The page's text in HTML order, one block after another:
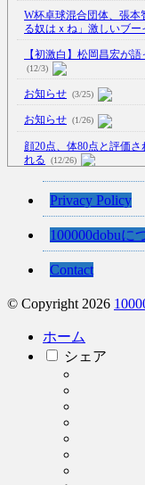
W杯卓球混合団体、張
る奴はｘね」激しいブー
【初激白】松岡昌宏が
(12/3)
お知らせ (3/25)
お知らせ (1/26)
顔20点、体80点と評価
れる
(12/26)
【中国】処理水の問題
(7/13)
【韓国】54.1％「IAEA
Privacy Policy
100000dobuに
Contact
© Copyright 2026
ホーム
シェア